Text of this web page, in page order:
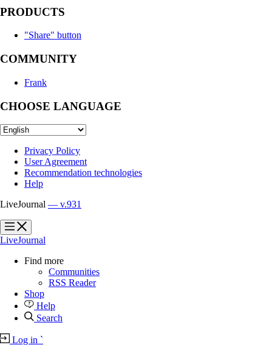
PRODUCTS
"Share" button
COMMUNITY
Frank
CHOOSE LANGUAGE
Privacy Policy
User Agreement
Recommendation technologies
Help
LiveJournal — v.931
?
?
LiveJournal
Find more
Communities
RSS Reader
Shop
Help
Search
Log in `